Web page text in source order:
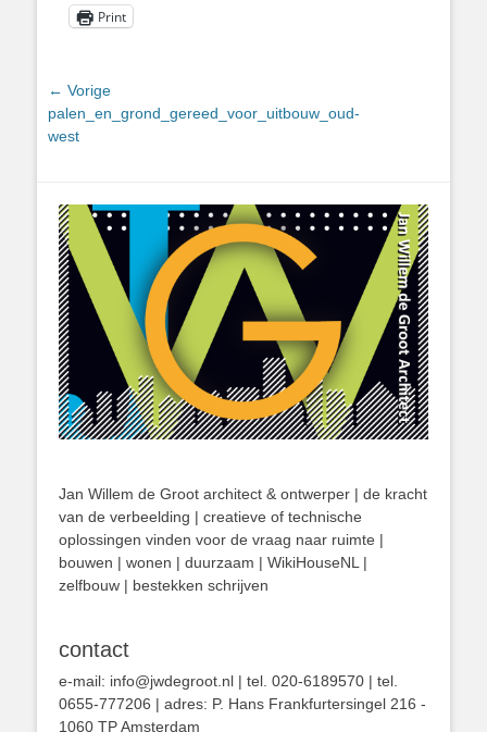
Print
Bericht
navigatie
← Vorige
Vorig
bericht:
palen_en_grond_gereed_voor_uitbouw_oud-
west
Jan Willem de Groot architect & ontwerper | de kracht
van de verbeelding | creatieve of technische
oplossingen vinden voor de vraag naar ruimte |
bouwen | wonen | duurzaam | WikiHouseNL |
zelfbouw | bestekken schrijven
contact
e-mail: info@jwdegroot.nl | tel. 020-6189570 | tel.
0655-777206 | adres: P. Hans Frankfurtersingel 216 -
1060 TP Amsterdam